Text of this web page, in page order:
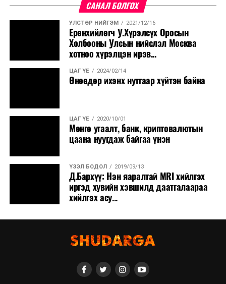
САНАЛ БОЛГОХ
УЛСТӨР НИЙГЭМ 2021/12/16
Ерөнхийлөгч У.Хүрэлсүх Оросын
Холбооны Улсын нийслэл Москва
хотноо хүрэлцэн ирэв...
ЦАГ ҮЕ 2024/02/14
Өнөөдөр ихэнх нутгаар хүйтэн байна
ЦАГ ҮЕ 2020/10/01
Мөнгө угаалт, банк, криптовалютын
цаана нуугдаж байгаа үнэн
ҮЗЭЛ БОДОЛ 2019/09/13
Д.Бархүү: Нэн яаралтай MRI хийлгэх
иргэд хувийн хэвшилд даатгалаараа
хийлгэх асу...